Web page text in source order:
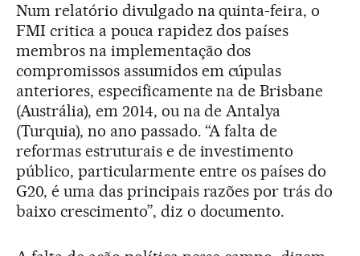
Num relatório divulgado na quinta-feira, o
FMI critica a pouca rapidez dos países
membros na implementação dos
compromissos assumidos em cúpulas
anteriores, especificamente na de Brisbane
(Austrália), em 2014, ou na de Antalya
(Turquia), no ano passado. “A falta de
reformas estruturais e de investimento
público, particularmente entre os países do
G20, é uma das principais razões por trás do
baixo crescimento”, diz o documento.